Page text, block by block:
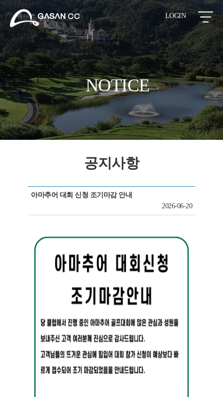
LOGIN
NOTICE
공지사항
아마추어 대회 신청 조기마감 안내
2026-06-20